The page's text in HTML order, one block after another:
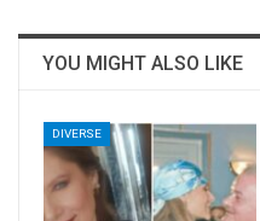
YOU MIGHT ALSO LIKE
DIVERSE